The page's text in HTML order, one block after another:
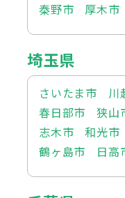
秦野市
厚木市
埼玉県
さいたま市 川
春日部市
狭山
志木市
和光市
鶴ヶ島市
日高